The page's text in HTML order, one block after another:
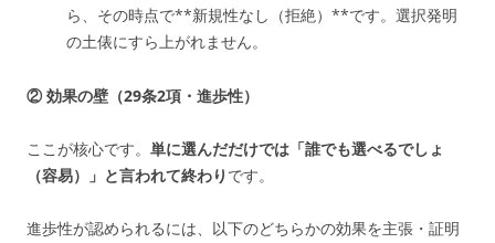
ら、その時点で**新規性なし（拒絶）**です。選択発明
の土俵にすら上がれません。
② 効果の壁（29条2項・進歩性）
ここが核心です。 単に選んだだけでは「誰でも選べるでしょ
（容易）」と言われて終わり です。
進歩性が認められるには、以下のどちらかの効果を主張・証明